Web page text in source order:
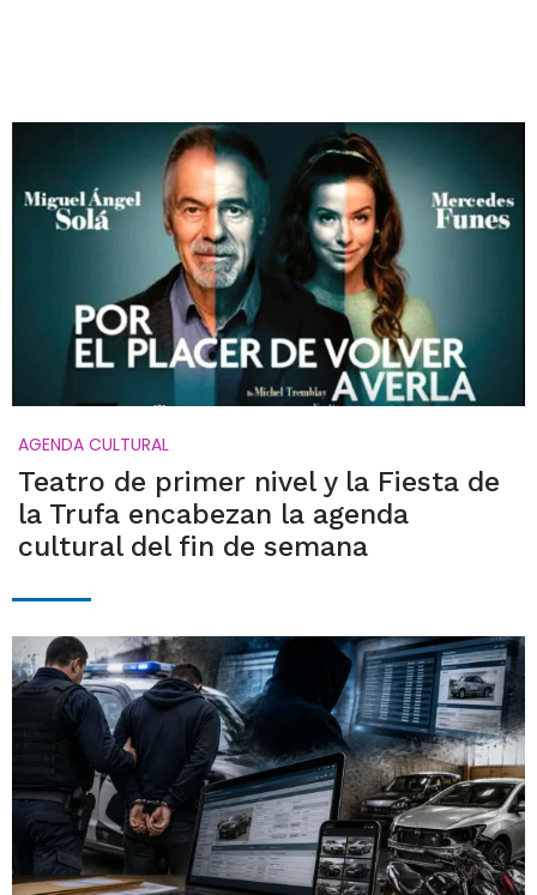
AGENDA CULTURAL
Teatro de primer nivel y la Fiesta de
la Trufa encabezan la agenda
cultural del fin de semana